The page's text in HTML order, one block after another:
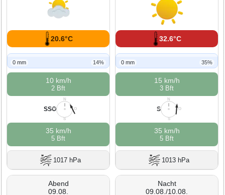
20.6°C
0 mm 14%
10 km/h
2 Bft
N
O
S
W
SSO
35 km/h
5 Bft
1017 hPa
32.6°C
0 mm 35%
15 km/h
3 Bft
N
O
S
W
S
35 km/h
5 Bft
1013 hPa
Abend
09.08.
Nacht
09.08./10.08.